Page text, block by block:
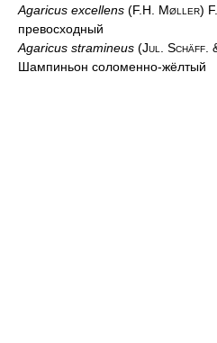
Agaricus excellens (F.H. Møller)
превосходный
Agaricus stramineus (Jul. Schäff.
Шампиньон соломенно-жёлтый